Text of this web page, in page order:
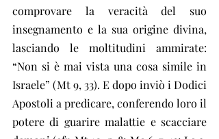
comprovare la veracità del suo
insegnamento e la sua origine divina,
lasciando le moltitudini ammirate:
“Non si è mai vista una cosa simile in
Israele” (Mt 9, 33). E dopo inviò i Dodici
Apostoli a predicare, conferendo loro il
potere di guarire malattie e scacciare